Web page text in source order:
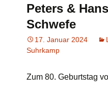
Peters &
Schwefe
17. Januar 2024
Suhrkamp
Zum 80. Geburtstag